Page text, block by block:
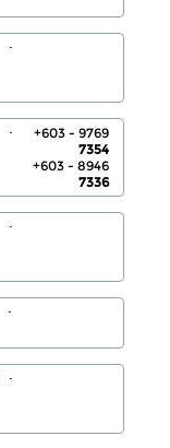
.
.
+603 - 9769
7354
+603 - 8946
7336
.
.
.